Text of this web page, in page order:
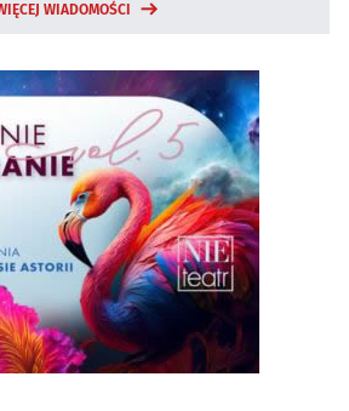
WIADOMOŚCI